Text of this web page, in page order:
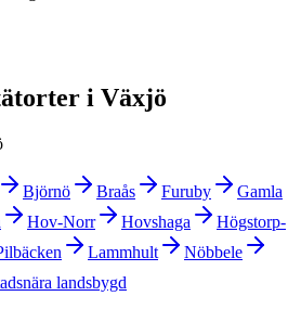
i Växjö
Björnö Braås Furuby
Gamla
Hov-Norr Hovshaga
Högstorp-
Lammhult
Nöbbele
landsbygd